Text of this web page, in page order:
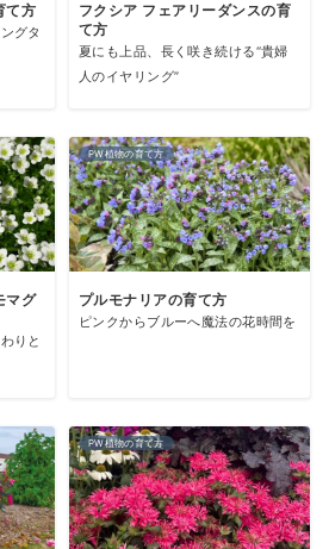
て方
グタ
フクシア フェアリーダンスの育
て方
夏にも上品、長く咲き続ける“貴婦
人のイヤリング”
マグ
りと
PW植物の育て方
プルモナリアの育て方
ピンクからブルーへ魔法の花時間を
PW植物の育て方